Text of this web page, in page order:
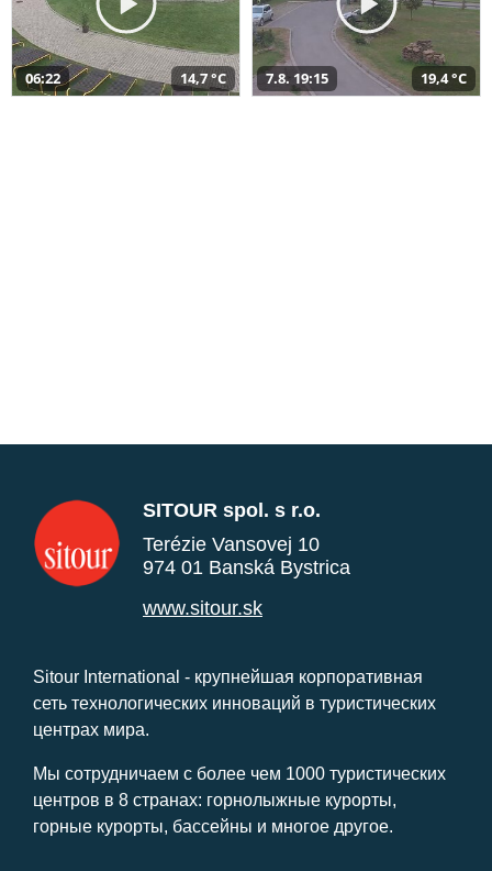
06:22 14,7 °C 7.8. 19:15 19,4 °C
SITOUR spol. s r.o.
Terézie Vansovej 10
974 01 Banská Bystrica
www.sitour.sk
Sitour International - крупнейшая корпоративная
сеть технологических инноваций в туристических
центрах мира.
Мы сотрудничаем с более чем 1000 туристических
центров в 8 странах: горнолыжные курорты,
горные курорты, бассейны и многое другое.